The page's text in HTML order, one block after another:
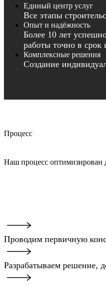
Единый центр услуг
Все этапы
Опыт и надёжность
Более 10 лет
работы точно в срок
Комплексные решения
Создание
Процесс
Наш процесс оптимизирован
Проводим первичную
Разрабатываем решение,